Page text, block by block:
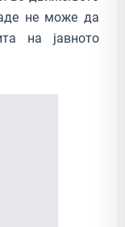
не може да
на јавното